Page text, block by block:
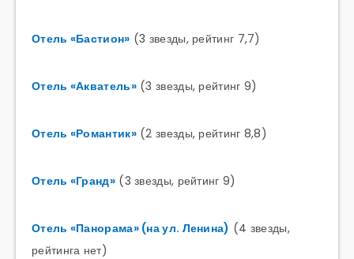
Отель «Бастион» (3 звезды, рейтинг 7,7)
Отель «Акватель»(3 звезды, рейтинг 9)
Отель «Романтик»(2 звезды, рейтинг 8,8)
Отель «Гранд»(3 звезды, рейтинг 9)
Отель «Панорама» (на ул. Ленина) (4 звезды,
рейтинга нет)